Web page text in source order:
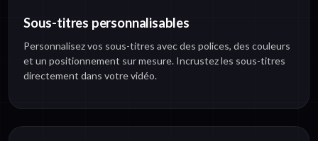
Sous-titres personnalisables
Personnalisez vos sous-titres avec des polices, des couleurs
et un positionnement sur mesure. Incrustez les sous-titres
directement dans votre vidéo.